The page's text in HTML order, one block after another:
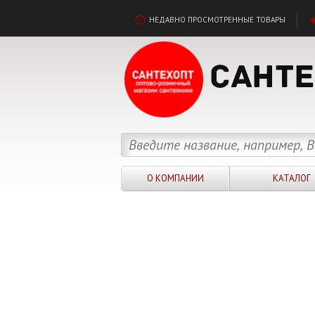
НЕДАВНО ПРОСМОТРЕННЫЕ ТОВАРЫ
О КОМПАНИИ КАТАЛОГ